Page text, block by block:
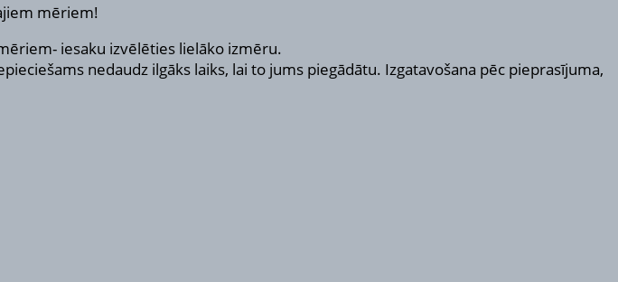
mēriem!
iesaku izvēlēties lielāko izmēru.
nedaudz ilgāks laiks, lai to jums piegādātu. Izgatavošana pēc pieprasījuma,